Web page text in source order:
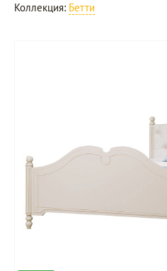
Коллекция: Бетти